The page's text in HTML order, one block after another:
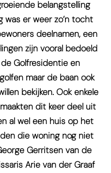
belangstelling
was er weer zo’n tocht
deelnamen, een
zijn vooral bedoeld
Golfresidentie en
maar de baan ook
bekijken. Ook enkele
dit keer deel uit
al wel een huis op het
die woning nog niet
Gerritsen van de
Arie van der Graaf